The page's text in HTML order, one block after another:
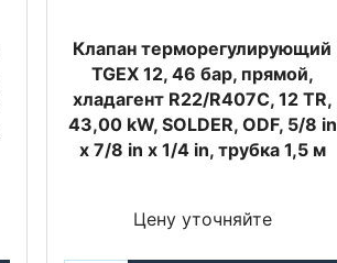
Клапан терморегулирующий
TGEX 12, 46 бар, прямой,
хладагент R22/R407C, 12 TR,
43,00 kW, SOLDER, ODF, 5/8 in
x 7/8 in x 1/4 in, трубка 1,5 м
Цену уточняйте